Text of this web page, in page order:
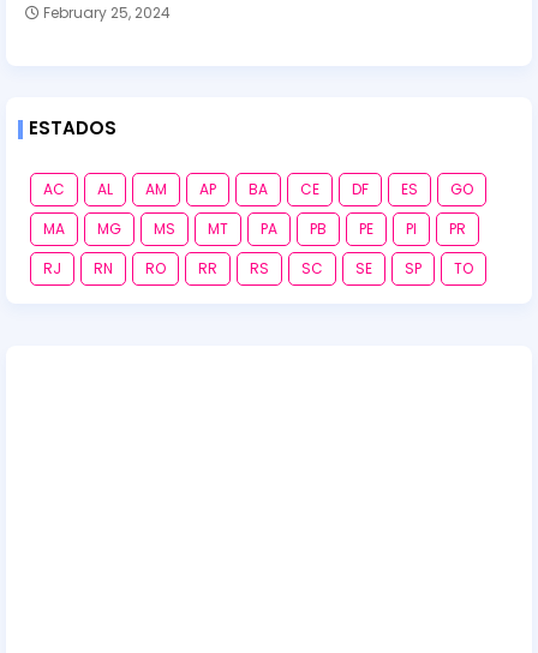
February 25, 2024
ESTADOS
AC AL AM AP BA CE DF ES
GO
MA
MG MS MT PA PB PE PI
PR
RJ
RN RO RR RS SC SE SP TO